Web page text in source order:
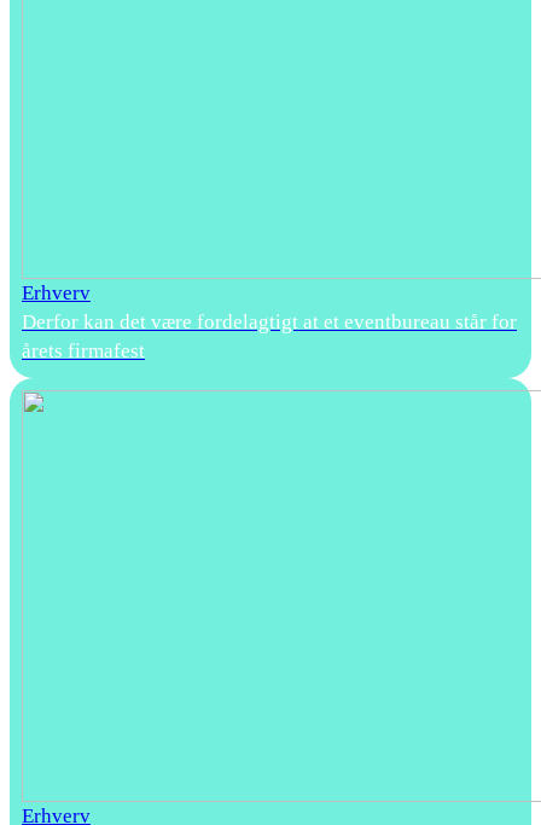
Erhverv
Derfor kan det være fordelagtigt at et eventbureau står for
årets firmafest
Erhverv